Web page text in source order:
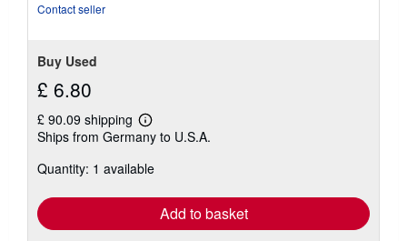
Contact seller
Buy Used
£ 6.80
£ 90.09 shipping
Learn
more
shipping
Ships from Germany to U.S.A.
Quantity: 1 available
Add to basket